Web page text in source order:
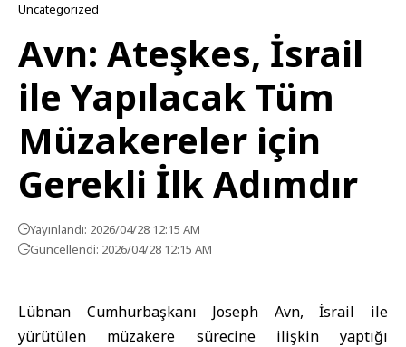
Uncategorized
Avn: Ateşkes, İsrail
ile Yapılacak Tüm
Müzakereler için
Gerekli İlk Adımdır
Yayınlandı: 2026/04/28 12:15 AM
Güncellendi: 2026/04/28 12:15 AM
Lübnan Cumhurbaşkanı Joseph Avn, İsrail ile
yürütülen müzakere sürecine ilişkin yaptığı